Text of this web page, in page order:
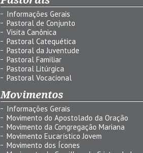
Informações Gerais
Pastoral de Conjunto
Visita Canônica
Pastoral Catequética
Pastoral da Juventude
Pastoral Familiar
Pastoral Litúrgica
Pastoral Vocacional
Movimentos
Informações Gerais
Movimento do Apostolado da Oração
Movimento da Congregação Mariana
Movimento Eucarístico Jovem
Movimento dos Ícones